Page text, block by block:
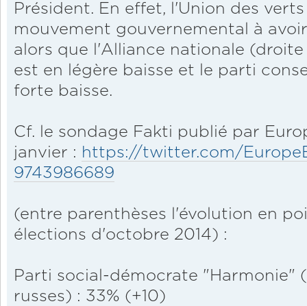
Président. En effet, l'Union des
mouvement gouvernemental à
alors que l'Alliance nationale
est en légère baisse et le parti
forte baisse.
Cf. le sondage Fakti publié par
janvier : https://twitter.com/
9743986689
(entre parenthèses l'évolution en
élections d'octobre 2014) :
Parti social-démocrate "Harmonie"
russes) : 33% (+10)